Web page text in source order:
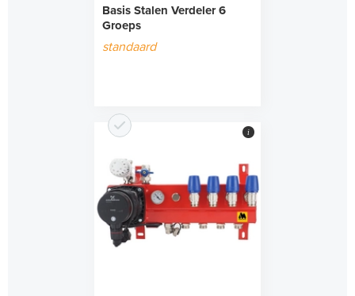
Basis Stalen Verdeler 6
Groeps
standaard
i